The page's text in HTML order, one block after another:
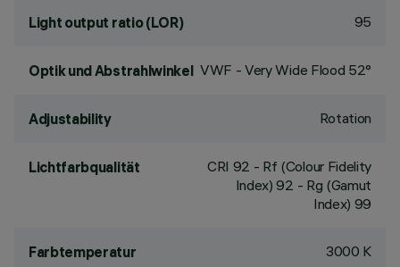
Light output ratio (LOR) 95
Optik und Abstrahlwinkel VWF - Very Wide Flood 52°
Adjustability Rotation
Lichtfarbqualität CRI 92 - Rf (Colour Fidelity
Index) 92 - Rg (Gamut
Index) 99
Farbtemperatur 3000 K